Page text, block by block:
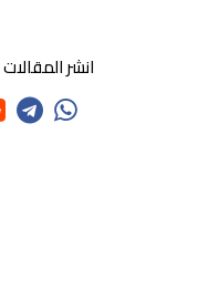
انشر